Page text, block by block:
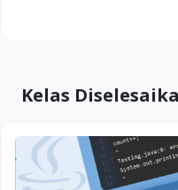
Kelas